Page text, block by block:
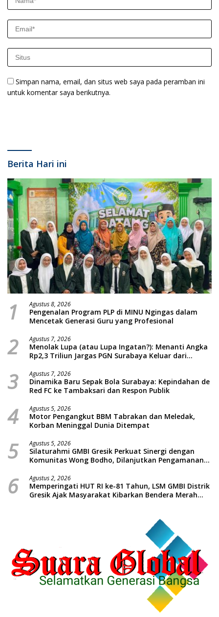
Simpan nama, email, dan situs web saya pada peramban ini
untuk komentar saya berikutnya.
Berita Hari ini
1 Agustus 8, 2026
Pengenalan Program PLP di MINU Ngingas dalam
Mencetak Generasi Guru yang Profesional
2 Agustus 7, 2026
Menolak Lupa (atau Lupa Ingatan?): Menanti Angka
Rp2,3 Triliun Jargas PGN Surabaya Keluar dari
3 Agustus 7, 2026
Dinamika Baru Sepak Bola Surabaya: Kepindahan de
Red FC ke Tambaksari dan Respon Publik
4 Agustus 5, 2026
Motor Pengangkut BBM Tabrakan dan Meledak,
Korban Meninggal Dunia Ditempat
5 Agustus 5, 2026
Silaturahmi GMBI Gresik Perkuat Sinergi dengan
Komunitas Wong Bodho, Dilanjutkan Pengamanan
Massal dan Santunan Anak Yatim
6 Agustus 2, 2026
Memperingati HUT RI ke-81 Tahun, LSM GMBI Distrik
Gresik Ajak Masyarakat Kibarkan Bendera Merah